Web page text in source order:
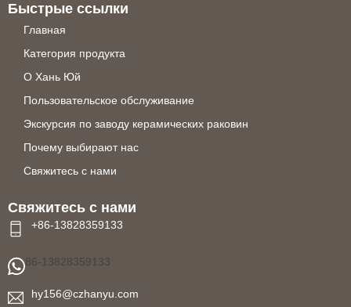
Быстрые ссылки
Главная
Категория продукта
О Хань Юй
Пользовательское обслуживание
Экскурсия по заводу керамических раковин
Почему выбирают нас
Свяжитесь с нами
Свяжитесь с нами
+86-13828359133
86-13828359133
hy156@czhanyu.com